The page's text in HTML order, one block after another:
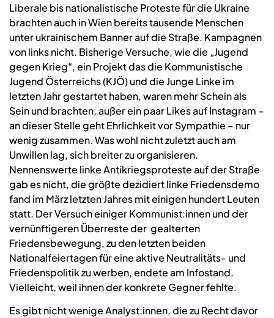
Liberale bis nationalistische Proteste für die Ukraine
brachten auch in Wien bereits tausende Menschen
unter ukrainischem Banner auf die Straße. Kampagnen
von links nicht. Bisherige Versuche, wie die „Jugend
gegen Krieg“, ein Projekt das die Kommunistische
Jugend Österreichs (KJÖ) und die Junge Linke im
letzten Jahr gestartet haben, waren mehr Schein als
Sein und brachten, außer ein paar Likes auf Instagram –
an dieser Stelle geht Ehrlichkeit vor Sympathie – nur
wenig zusammen. Was wohl nicht zuletzt auch am
Unwillen lag, sich breiter zu organisieren.
Nennenswerte linke Antikriegsproteste auf der Straße
gab es nicht, die größte dezidiert linke Friedensdemo
fand im März letzten Jahres mit einigen hundert Leuten
statt. Der Versuch einiger Kommunist:innen und der
vernünftigeren Überreste der gealterten
Friedensbewegung, zu den letzten beiden
Nationalfeiertagen für eine aktive Neutralitäts- und
Friedenspolitik zu werben, endete am Infostand.
Vielleicht, weil ihnen der konkrete Gegner fehlte.
Es gibt nicht wenige Analyst:innen, die zu Recht davor